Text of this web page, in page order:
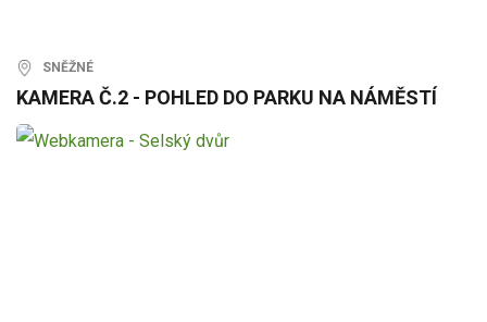
SNĚŽNÉ
KAMERA Č.2 - POHLED DO PARKU NA NÁMĚSTÍ